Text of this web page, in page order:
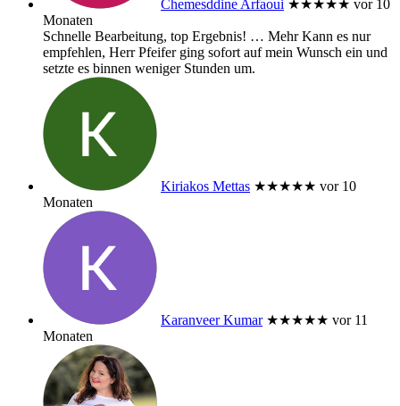
Chemesddine Arfaoui ★★★★★ vor 10
Monaten
Schnelle Bearbeitung, top Ergebnis! … MehrKann es nur
empfehlen, Herr Pfeifer ging sofort auf mein Wunsch ein und
setzte es binnen weniger Stunden um.
Kiriakos Mettas ★★★★★ vor 10
Monaten
Karanveer Kumar ★★★★★ vor 11
Monaten